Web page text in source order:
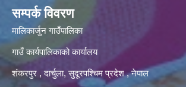
सम्पर्क विवरण
मालिकार्जुन गाउँपालिका
गाउँ कार्यपालिकाको कार्यालय
शंकरपुर , दार्चुला, सुदूरपश्चिम प्रदेश , नेपाल